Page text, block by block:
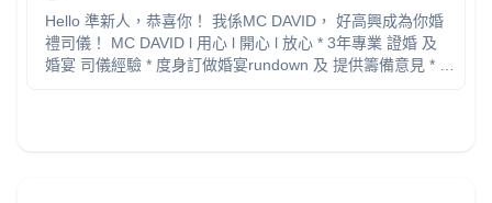
Hello 準新人，恭喜你！ 我係MC DAVID， 好高興成為你婚
禮司儀！ MC DAVID l 用心 l 開心 l 放心 * 3年專業 證婚 及
婚宴 司儀經驗 * 度身訂做婚宴rundown 及 提供籌備意見 * 台